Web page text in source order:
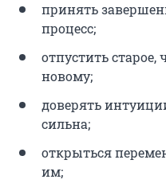
принять
процесс;
отпустить старое,
новому;
доверять
сильна;
открыться
им;